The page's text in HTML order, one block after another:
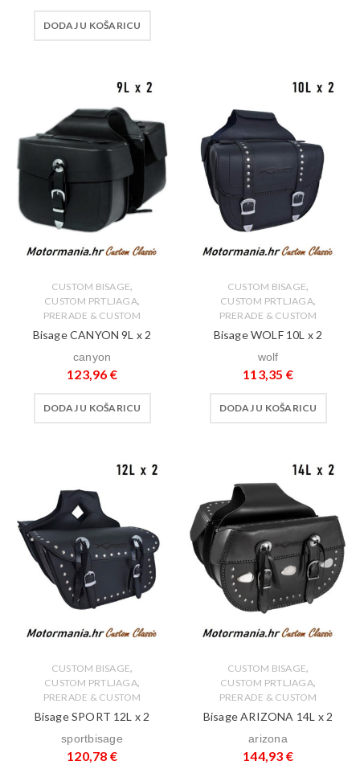
DODAJ U KOŠARICU
CUSTOM BISAGE,
CUSTOM PRTLJAGA,
PRERADE & CUSTOM
Bisage CANYON 9L x 2
canyon
123,96 €
DODAJ U KOŠARICU
CUSTOM BISAGE,
CUSTOM PRTLJAGA,
PRERADE & CUSTOM
Bisage WOLF 10L x 2
wolf
113,35 €
DODAJ U KOŠARICU
CUSTOM BISAGE,
CUSTOM PRTLJAGA,
PRERADE & CUSTOM
Bisage SPORT 12L x 2
sportbisage
120,78 €
CUSTOM BISAGE,
CUSTOM PRTLJAGA,
PRERADE & CUSTOM
Bisage ARIZONA 14L x 2
arizona
144,93 €